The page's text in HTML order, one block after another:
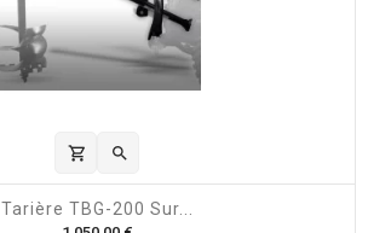
shopping_cart 
Tarière TBG-200 Sur...